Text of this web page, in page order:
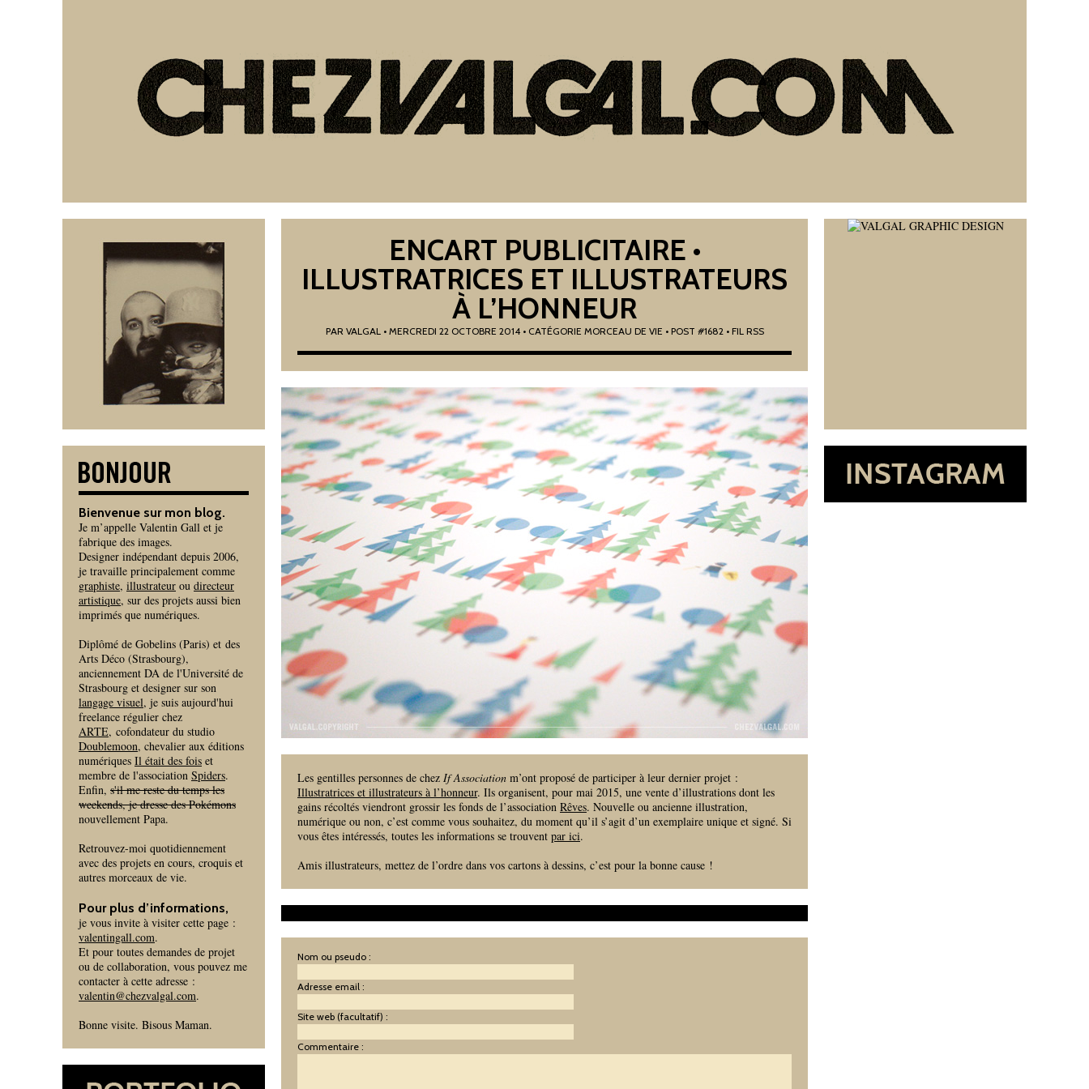
ENCART PUBLICITAIRE •
ILLUSTRATRICES ET ILLUSTRATEURS
À L’HONNEUR
PAR VALGAL• MERCREDI 22 OCTOBRE 2014 • CATÉGORIE MORCEAU DE VIE • POST #1682 • FIL RSS
Les gentilles personnes de chez If Association m’ont proposé de participer à leur dernier projet :
Illustratrices et illustrateurs à l’honneur. Ils organisent, pour mai 2015, une vente d’illustrations dont les
gains récoltés viendront grossir les fonds de l’association Rêves. Nouvelle ou ancienne illustration,
numérique ou non, c’est comme vous souhaitez, du moment qu’il s’agit d’un exemplaire unique et signé. Si
vous êtes intéressés, toutes les informations se trouvent par ici.
Amis illustrateurs, mettez de l’ordre dans vos cartons à dessins, c’est pour la bonne cause !
Nom ou pseudo :
Adresse email :
Site web (facultatif) :
Commentaire :
Bienvenue sur mon blog.
Je m’appelle Valentin Gall et je
fabrique des images.
Designer indépendant depuis 2006,
je travaille principalement comme
graphiste, illustrateur ou directeur
artistique, sur des projets aussi bien
imprimés que numériques.
Diplômé de Gobelins (Paris) et des
Arts Déco (Strasbourg),
anciennement DA de l'Université de
Strasbourg et designer sur son
langage visuel, je suis aujourd'hui
freelance régulier chez
ARTE, cofondateur du studio
Doublemoon, chevalier aux éditions
numériques Il était des fois et
membre de l'association Spiders.
Enfin, s'il me reste du temps les
weekends, je dresse des Pokémons
nouvellement Papa.
Retrouvez-moi quotidiennement
avec des projets en cours, croquis et
autres morceaux de vie.
Pour plus d’informations,
je vous invite à visiter cette page :
valentingall.com.
Et pour toutes demandes de projet
ou de collaboration, vous pouvez me
contacter à cette adresse :
valentin@chezvalgal.com.
Bonne visite. Bisous Maman.